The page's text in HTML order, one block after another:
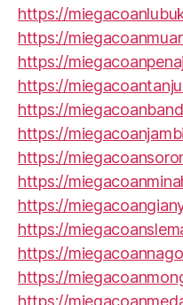
https://
https://
https://
https://
https://
https://
https://
https://
https://
https://
https://
https://
https://